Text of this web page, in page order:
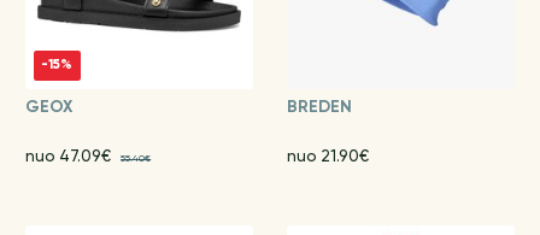
-15%
GEOX
nuo 47.09€ 55.40€
BREDEN
nuo 21.90€